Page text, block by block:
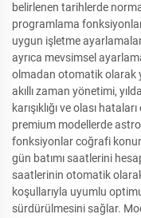
belirlenen tarihlerde
programlama
uygun işletme
ayrıca mevsimsel
olmadan otomatik olarak
akıllı zaman yönetimi,
karışıklığı ve olası
premium modellerde
fonksiyonlar coğrafi
gün batımı saatlerini
saatlerinin otomatik
koşullarıyla uyumlu
sürdürülmesini sağlar.